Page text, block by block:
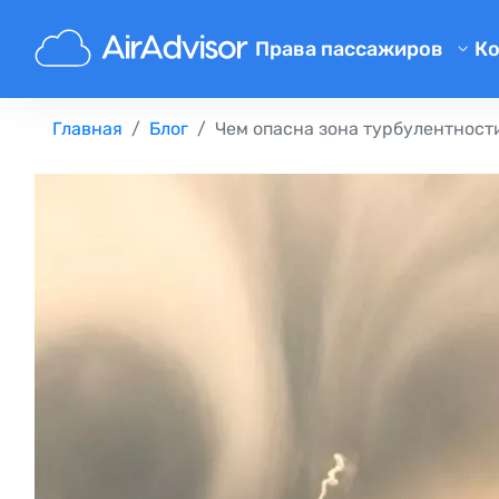
Права пассажиров
Компенсация за задержку
Компенсация за отмену
Главная Блог Чем опасна зона